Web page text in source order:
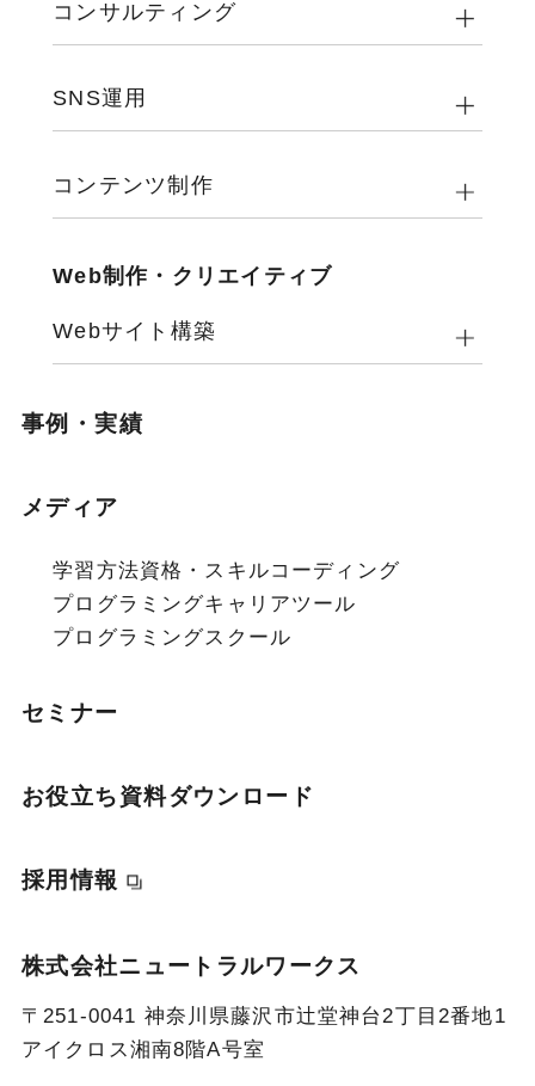
コンサルティング
SNS運用
コンテンツ制作
Web制作・クリエイティブ
Webサイト構築
事例・実績
メディア
学習方法資格・スキルコーディング
プログラミングキャリアツール
プログラミングスクール
セミナー
お役立ち資料ダウンロード
採用情報
株式会社ニュートラルワークス
〒251-0041 神奈川県藤沢市辻堂神台2丁目2番地1
アイクロス湘南8階A号室